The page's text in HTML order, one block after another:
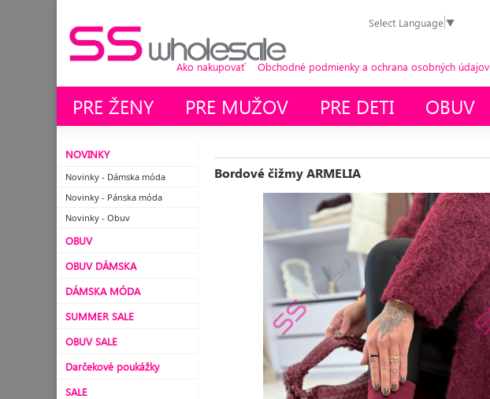
Select Language▼
Ako nakupovať Obchodné podmienky a ochrana osobných údajov
PRE ŽENY PRE MUŽOV PRE DETI OBUV
NOVINKY
Novinky - Dámska móda
Novinky - Pánska móda
Novinky - Obuv
OBUV
OBUV DÁMSKA
DÁMSKA MÓDA
SUMMER SALE
OBUV SALE
Darčekové poukážky
SALE
Bordové čižmy ARMELIA